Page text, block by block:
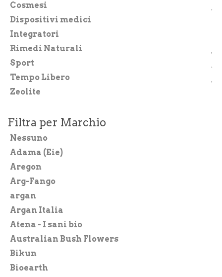
Bagni derivativi
Dispositivi medici
Alimenti bio
Sport
SINTOMI
CHI SIAMO
BLOG SALUTE
CONTATTI
AREA RISERVATA
Cosmesi
Dispositivi medici
Integratori
Rimedi Naturali
Sport
Tempo Libero
Zeolite
Filtra per Marchio
Nessuno
Adama (Eie)
Aregon
Arg-Fango
argan
Argan Italia
Atena - I sani bio
Australian Bush Flowers
Bikun
Bioearth